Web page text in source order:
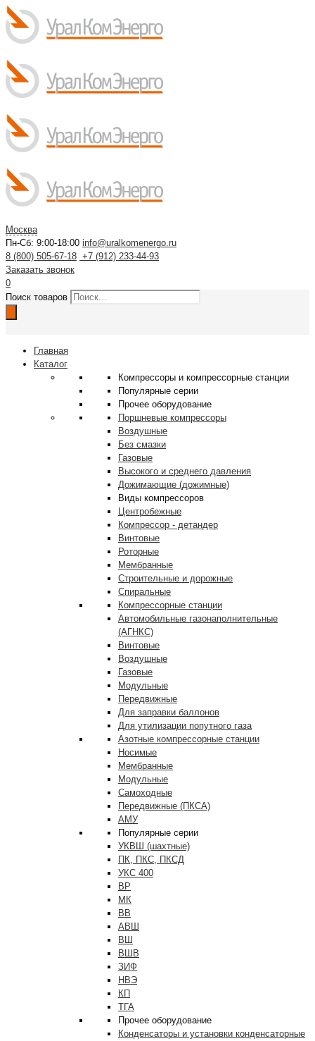
Москва
Пн-Сб: 9:00-18:00 info@uralkomenergo.ru
8 (800) 505-67-18 +7 (912) 233-44-93
Заказать звонок
0
Поиск товаров
Главная
Каталог
Компрессоры и компрессорные станции
Популярные серии
Прочее оборудование
Поршневые компрессоры
Воздушные
Без смазки
Газовые
Высокого и среднего давления
Дожимающие (дожимные)
Виды компрессоров
Центробежные
Компрессор - детандер
Винтовые
Роторные
Мембранные
Строительные и дорожные
Спиральные
Компрессорные станции
Автомобильные газонаполнительные
(АГНКС)
Винтовые
Воздушные
Газовые
Модульные
Передвижные
Для заправки баллонов
Для утилизации попутного газа
Азотные компрессорные станции
Носимые
Мембранные
Модульные
Самоходные
Передвижные (ПКСА)
АМУ
Популярные серии
УКВШ (шахтные)
ПК, ПКС, ПКСД
УКС 400
ВР
МК
ВВ
АВШ
ВШ
ВШВ
ЗИФ
НВЭ
КП
ТГА
Прочее оборудование
Конденсаторы и установки конденсаторные